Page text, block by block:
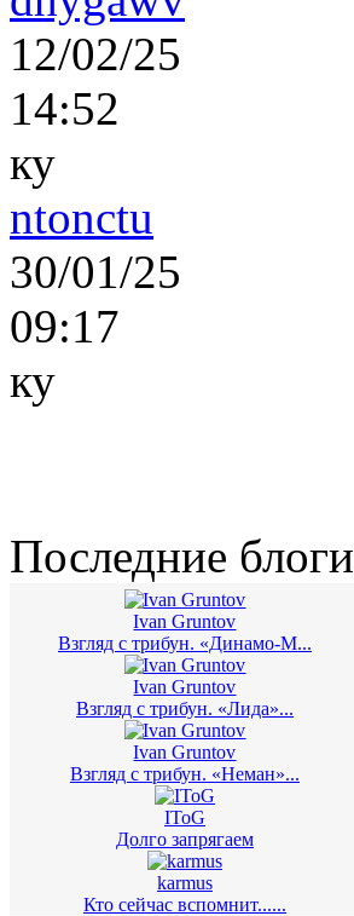
12/02/25
14:52
ку
ntonctu
30/01/25
09:17
ку
Последние блоги
Ivan Gruntov
Взгляд с трибун. «Динамо-М...
Ivan Gruntov
Взгляд с трибун. «Лида»...
Ivan Gruntov
Взгляд с трибун. «Неман»...
IToG
Долго запрягаем
karmus
Кто сейчас вспомнит......